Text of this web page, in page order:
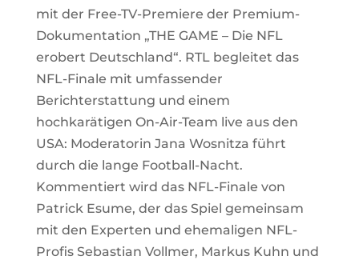
mit der Free-TV-Premiere der Premium-
Dokumentation „THE GAME – Die NFL
erobert Deutschland“. RTL begleitet das
NFL-Finale mit umfassender
Berichterstattung und einem
hochkarätigen On-Air-Team live aus den
USA: Moderatorin Jana Wosnitza führt
durch die lange Football-Nacht.
Kommentiert wird das NFL-Finale von
Patrick Esume, der das Spiel gemeinsam
mit den Experten und ehemaligen NFL-
Profis Sebastian Vollmer, Markus Kuhn und